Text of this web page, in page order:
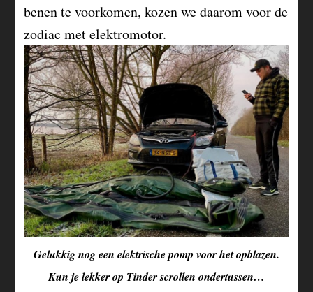
benen te voorkomen, kozen we daarom voor de
zodiac met elektromotor.
Gelukkig nog een elektrische pomp voor het opblazen.
Kun je lekker op Tinder scrollen ondertussen…